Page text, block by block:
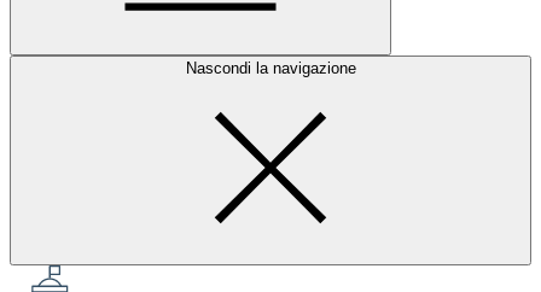
Nascondi la navigazione